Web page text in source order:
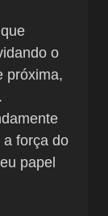
o
próxima,
a força do
papel